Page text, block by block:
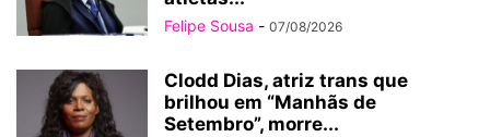
Felipe Sousa - 07/08/2026
Clodd Dias, atriz trans que
brilhou em “Manhãs de
Setembro”, morre...